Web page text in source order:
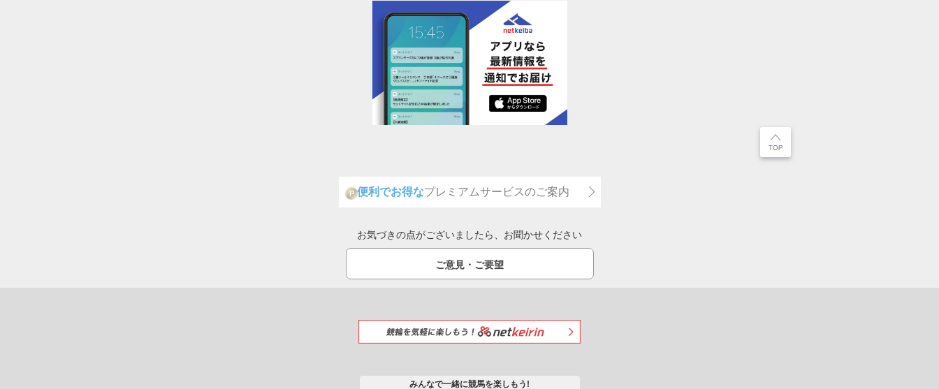
P 便利でお得なプレミアムサービスのご案内
お気づきの点がございましたら、お聞かせください
ご意見・ご要望
みんなで一緒に競馬を楽しもう!